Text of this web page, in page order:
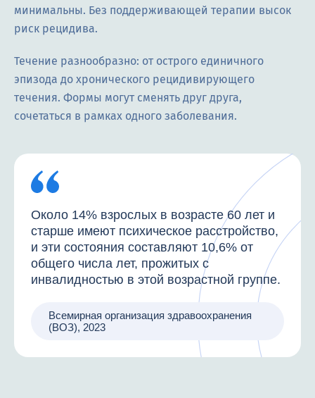
минимальны. Без поддерживающей терапии высок
риск рецидива.
Течение разнообразно: от острого единичного
эпизода до хронического рецидивирующего
течения. Формы могут сменять друг друга,
сочетаться в рамках одного заболевания.
Около 14% взрослых в возрасте 60 лет и
старше имеют психическое расстройство,
и эти состояния составляют 10,6% от
общего числа лет, прожитых с
инвалидностью в этой возрастной группе.
Всемирная организация здравоохранения
(ВОЗ), 2023